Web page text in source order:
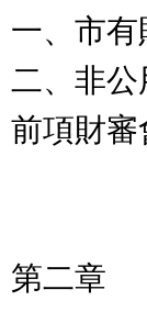
一、市
二、非
前項財
第二章